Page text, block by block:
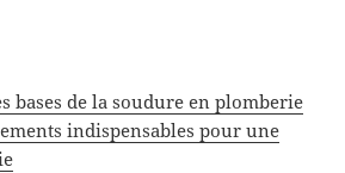
bases de la soudure en plomberie
indispensables pour une